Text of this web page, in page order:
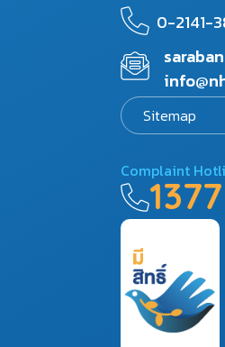
0-2141-
Sitemap
Complaint
1377